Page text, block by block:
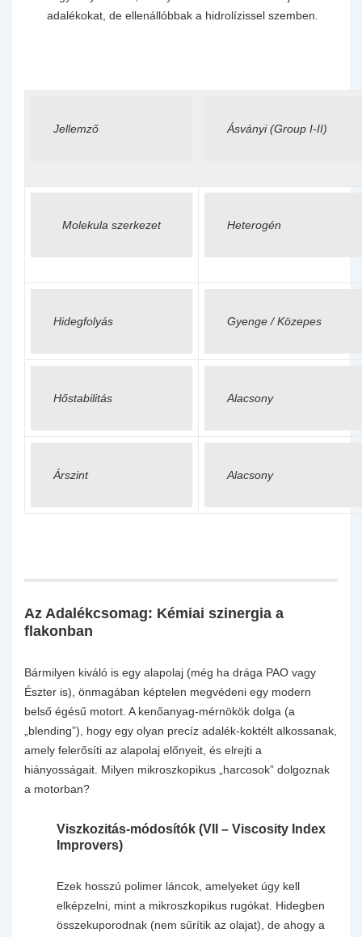
adalékokat, de ellenállóbbak a hidrolízissel szemben.
Jellemző Ásványi (Group I-II)
Molekula szerkezet Heterogén
Hidegfolyás Gyenge / Közepes
Hőstabilitás Alacsony
Árszint Alacsony
Az Adalékcsomag: Kémiai szinergia a
flakonban
Bármilyen kiváló is egy alapolaj (még ha drága PAO vagy
Észter is), önmagában képtelen megvédeni egy modern
belső égésű motort. A kenőanyag-mérnökök dolga (a
„blending”), hogy egy olyan precíz adalék-koktélt alkossanak,
amely felerősíti az alapolaj előnyeit, és elrejti a
hiányosságait. Milyen mikroszkopikus „harcosok” dolgoznak
a motorban?
Viszkozitás-módosítók (VII – Viscosity Index
Improvers)
Ezek hosszú polimer láncok, amelyeket úgy kell
elképzelni, mint a mikroszkopikus rugókat. Hidegben
összekuporodnak (nem sűrítik az olajat), de ahogy a